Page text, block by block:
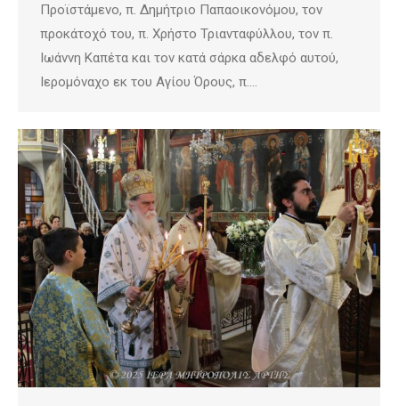
Προϊστάμενο, π. Δημήτριο Παπαοικονόμου, τον
προκάτοχό του, π. Χρήστο Τριανταφύλλου, τον π.
Ιωάννη Καπέτα και τον κατά σάρκα αδελφό αυτού,
Ιερομόναχο εκ του Αγίου Όρους, π.…